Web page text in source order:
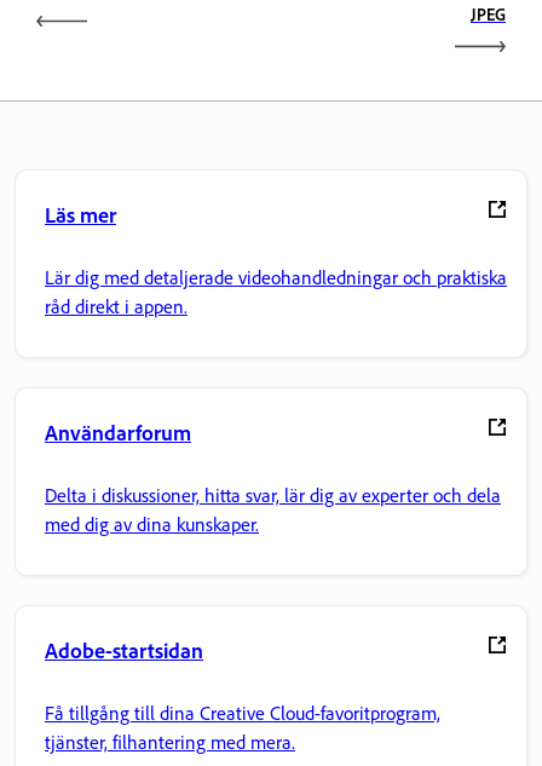
JPEG
Läs mer
Lär dig med detaljerade videohandledningar och praktiska
råd direkt i appen.
Användarforum
Delta i diskussioner, hitta svar, lär dig av experter och dela
med dig av dina kunskaper.
Adobe-startsidan
Få tillgång till dina Creative Cloud-favoritprogram,
tjänster, filhantering med mera.